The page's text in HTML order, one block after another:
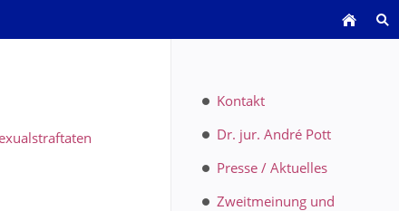
Kontakt
Dr. jur. André Pott
Presse / Aktuelles
Zweitmeinung und